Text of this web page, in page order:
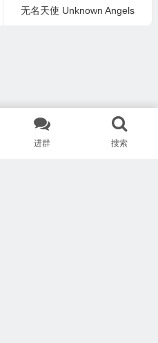
无名天使 Unknown Angels
进群 搜索